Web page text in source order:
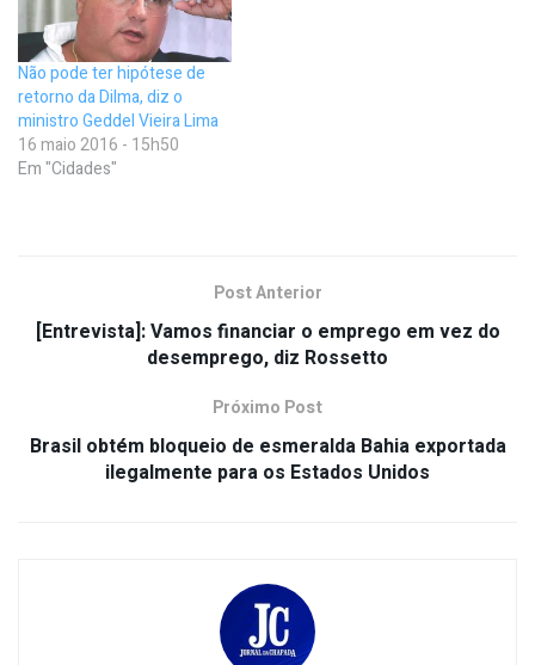
Não pode ter hipótese de
retorno da Dilma, diz o
ministro Geddel Vieira Lima
16 maio 2016 - 15h50
Em "Cidades"
Post Anterior
[Entrevista]: Vamos financiar o emprego em vez do
desemprego, diz Rossetto
Próximo Post
Brasil obtém bloqueio de esmeralda Bahia exportada
ilegalmente para os Estados Unidos